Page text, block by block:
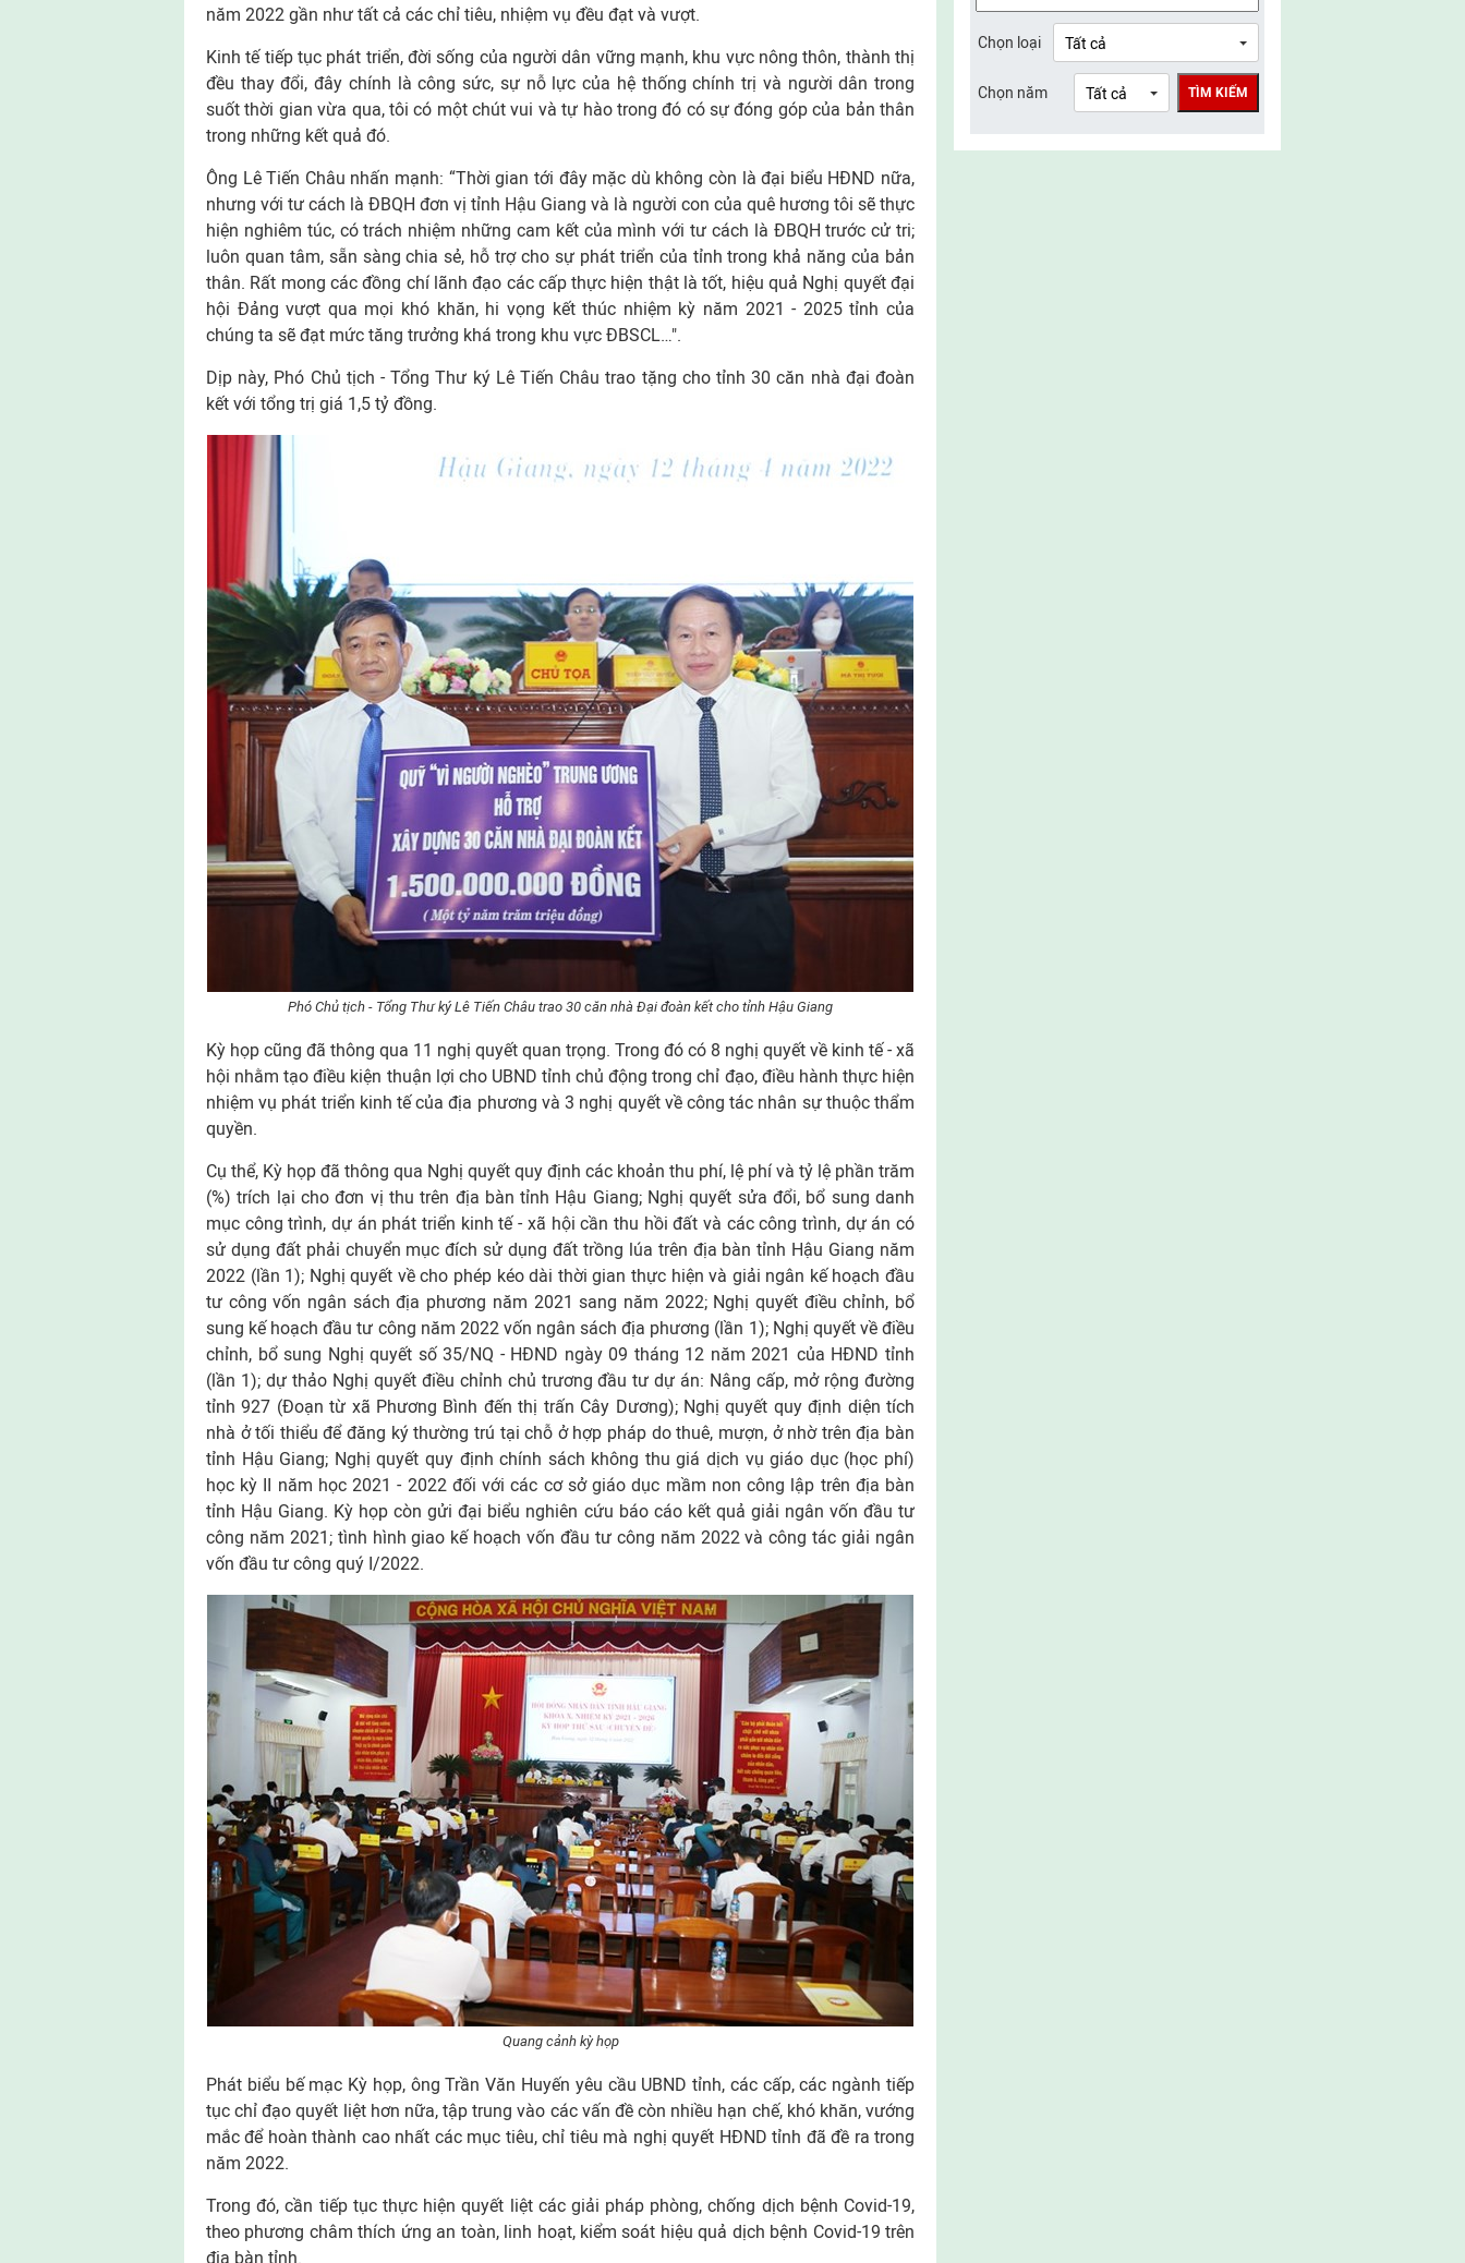
năm 2022 gần như tất cả các chỉ tiêu, nhiệm vụ đều đạt và vượt.
Kinh tế tiếp tục phát triển, đời sống của người dân vững mạnh, khu vực nông thôn, thành thị
đều thay đổi, đây chính là công sức, sự nỗ lực của hệ thống chính trị và người dân trong
suốt thời gian vừa qua, tôi có một chút vui và tự hào trong đó có sự đóng góp của bản thân
trong những kết quả đó.
Ông Lê Tiến Châu nhấn mạnh: “Thời gian tới đây mặc dù không còn là đại biểu HĐND nữa,
nhưng với tư cách là ĐBQH đơn vị tỉnh Hậu Giang và là người con của quê hương tôi sẽ thực
hiện nghiêm túc, có trách nhiệm những cam kết của mình với tư cách là ĐBQH trước cử tri;
luôn quan tâm, sẵn sàng chia sẻ, hỗ trợ cho sự phát triển của tỉnh trong khả năng của bản
thân. Rất mong các đồng chí lãnh đạo các cấp thực hiện thật là tốt, hiệu quả Nghị quyết đại
hội Đảng vượt qua mọi khó khăn, hi vọng kết thúc nhiệm kỳ năm 2021 - 2025 tỉnh của
chúng ta sẽ đạt mức tăng trưởng khá trong khu vực ĐBSCL…".
Dịp này, Phó Chủ tịch - Tổng Thư ký Lê Tiến Châu trao tặng cho tỉnh 30 căn nhà đại đoàn
kết với tổng trị giá 1,5 tỷ đồng.
Phó Chủ tịch - Tổng Thư ký Lê Tiến Châu trao 30 căn nhà Đại đoàn kết cho tỉnh Hậu Giang
Kỳ họp cũng đã thông qua 11 nghị quyết quan trọng. Trong đó có 8 nghị quyết về kinh tế - xã
hội nhằm tạo điều kiện thuận lợi cho UBND tỉnh chủ động trong chỉ đạo, điều hành thực hiện
nhiệm vụ phát triển kinh tế của địa phương và 3 nghị quyết về công tác nhân sự thuộc thẩm
quyền.
Cụ thể, Kỳ họp đã thông qua Nghị quyết quy định các khoản thu phí, lệ phí và tỷ lệ phần trăm
(%) trích lại cho đơn vị thu trên địa bàn tỉnh Hậu Giang; Nghị quyết sửa đổi, bổ sung danh
mục công trình, dự án phát triển kinh tế - xã hội cần thu hồi đất và các công trình, dự án có
sử dụng đất phải chuyển mục đích sử dụng đất trồng lúa trên địa bàn tỉnh Hậu Giang năm
2022 (lần 1); Nghị quyết về cho phép kéo dài thời gian thực hiện và giải ngân kế hoạch đầu
tư công vốn ngân sách địa phương năm 2021 sang năm 2022; Nghị quyết điều chỉnh, bổ
sung kế hoạch đầu tư công năm 2022 vốn ngân sách địa phương (lần 1); Nghị quyết về điều
chỉnh, bổ sung Nghị quyết số 35/NQ - HĐND ngày 09 tháng 12 năm 2021 của HĐND tỉnh
(lần 1); dự thảo Nghị quyết điều chỉnh chủ trương đầu tư dự án: Nâng cấp, mở rộng đường
tỉnh 927 (Đoạn từ xã Phương Bình đến thị trấn Cây Dương); Nghị quyết quy định diện tích
nhà ở tối thiểu để đăng ký thường trú tại chỗ ở hợp pháp do thuê, mượn, ở nhờ trên địa bàn
tỉnh Hậu Giang; Nghị quyết quy định chính sách không thu giá dịch vụ giáo dục (học phí)
học kỳ II năm học 2021 - 2022 đối với các cơ sở giáo dục mầm non công lập trên địa bàn
tỉnh Hậu Giang. Kỳ họp còn gửi đại biểu nghiên cứu báo cáo kết quả giải ngân vốn đầu tư
công năm 2021; tình hình giao kế hoạch vốn đầu tư công năm 2022 và công tác giải ngân
vốn đầu tư công quý I/2022.
Quang cảnh kỳ họp
Phát biểu bế mạc Kỳ họp, ông Trần Văn Huyến yêu cầu UBND tỉnh, các cấp, các ngành tiếp
tục chỉ đạo quyết liệt hơn nữa, tập trung vào các vấn đề còn nhiều hạn chế, khó khăn, vướng
mắc để hoàn thành cao nhất các mục tiêu, chỉ tiêu mà nghị quyết HĐND tỉnh đã đề ra trong
năm 2022.
Trong đó, cần tiếp tục thực hiện quyết liệt các giải pháp phòng, chống dịch bệnh Covid-19,
theo phương châm thích ứng an toàn, linh hoạt, kiểm soát hiệu quả dịch bệnh Covid-19 trên
địa bàn tỉnh.
UBMTTQ Việt Nam tỉnh Lào Cai
UBMTTQ Việt Nam tỉnh Thái Nguyên
Chọn loại
Chọn năm TÌM KIẾM